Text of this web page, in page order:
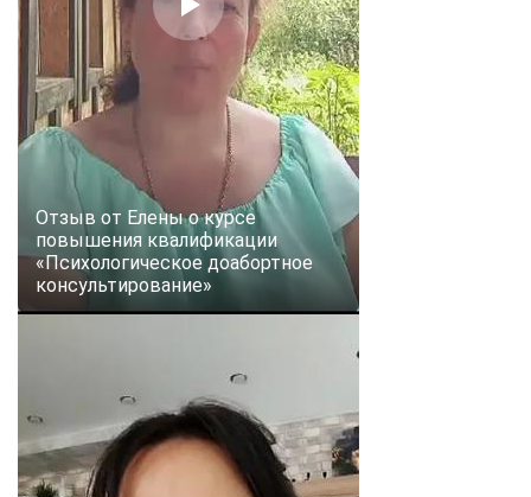
Отзыв от Елены о курсе
повышения квалификации
«Психологическое доабортное
консультирование»